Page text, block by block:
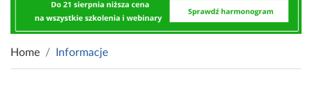
Home Informacje